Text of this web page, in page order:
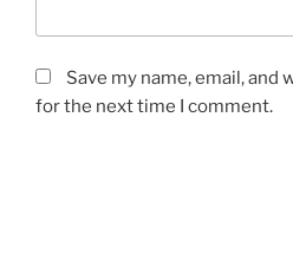
Save my name, email,
for the next time I comment.